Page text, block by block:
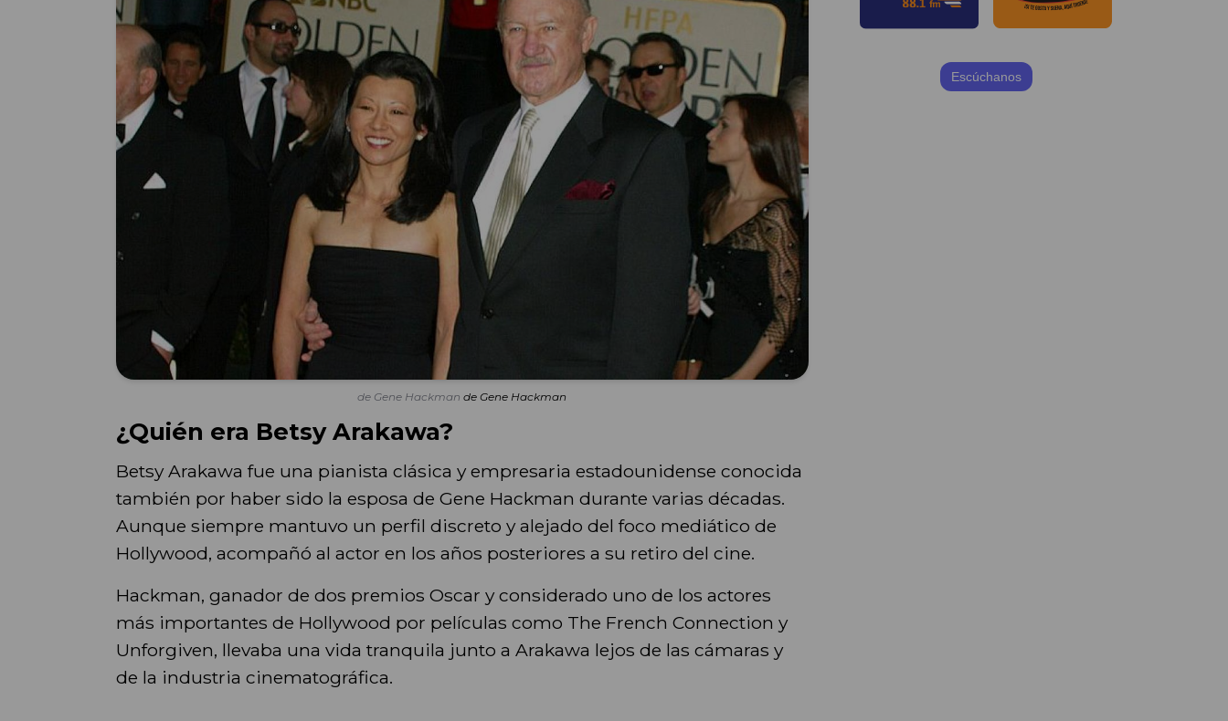
de Gene Hackmande Gene Hackman
¿Quién era Betsy Arakawa?
Betsy Arakawa fue una pianista clásica y empresaria estadounidense conocida
también por haber sido la esposa de Gene Hackman durante varias décadas.
Aunque siempre mantuvo un perfil discreto y alejado del foco mediático de
Hollywood, acompañó al actor en los años posteriores a su retiro del cine.
Hackman, ganador de dos premios Oscar y considerado uno de los actores
más importantes de Hollywood por películas como The French Connection y
Unforgiven, llevaba una vida tranquila junto a Arakawa lejos de las cámaras y
de la industria cinematográfica.
Escúchanos